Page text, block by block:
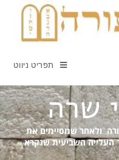
תפריט ניווט
שרה
ולאחר שמסיימים את
העלייה השביעית שנקרא